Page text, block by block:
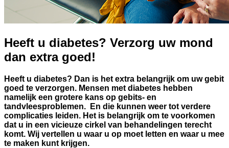
Heeft u diabetes? Verzorg uw mond
dan extra goed!
Heeft u diabetes? Dan is het extra belangrijk om uw gebit
goed te verzorgen. Mensen met diabetes hebben
namelijk een grotere kans op gebits- en
tandvleesproblemen. En die kunnen weer tot verdere
complicaties leiden. Het is belangrijk om te voorkomen
dat u in een vicieuze cirkel van behandelingen terecht
komt. Wij vertellen u waar u op moet letten en waar u mee
te maken kunt krijgen.